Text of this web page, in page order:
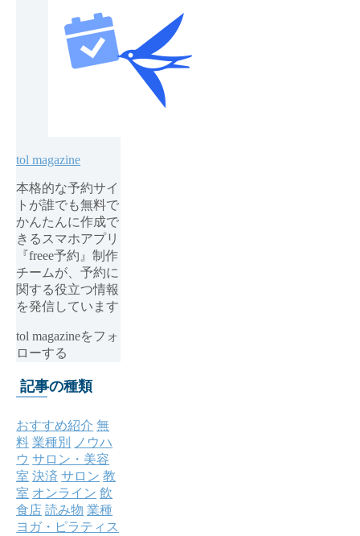
tol magazine
本格的な予約サイ
トが誰でも無料で
かんたんに作成で
きるスマホアプリ
『freee予約』制作
チームが、予約に
関する役立つ情報
を発信しています
tol magazineをフォ
ローする
記事の種類
おすすめ紹介 無
料 業種別
ノウハ
ウ サロン・美容
室 決済 サロン 教
室 オンライン 飲
食店 読み物 業種
ヨガ・ピラティス